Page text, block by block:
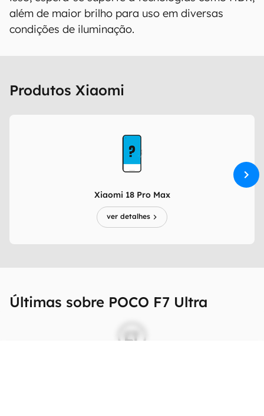
além de maior brilho para uso em diversas
condições de iluminação.
Produtos Xiaomi
Xiaomi 18 Pro Max
ver detalhes
Últimas sobre POCO F7 Ultra